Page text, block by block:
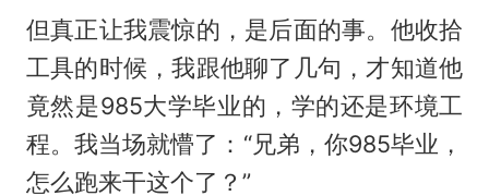
但真正让我震惊的，是后面的事。他收拾
工具的时候，我跟他聊了几句，才知道他
竟然是985大学毕业的，学的还是环境工
程。我当场就懵了：“兄弟，你985毕业，
怎么跑来干这个了？”